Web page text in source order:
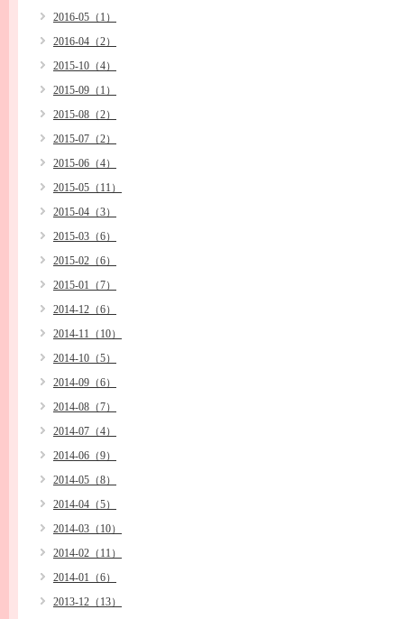
2016-05（1）
2016-04（2）
2015-10（4）
2015-09（1）
2015-08（2）
2015-07（2）
2015-06（4）
2015-05（11）
2015-04（3）
2015-03（6）
2015-02（6）
2015-01（7）
2014-12（6）
2014-11（10）
2014-10（5）
2014-09（6）
2014-08（7）
2014-07（4）
2014-06（9）
2014-05（8）
2014-04（5）
2014-03（10）
2014-02（11）
2014-01（6）
2013-12（13）